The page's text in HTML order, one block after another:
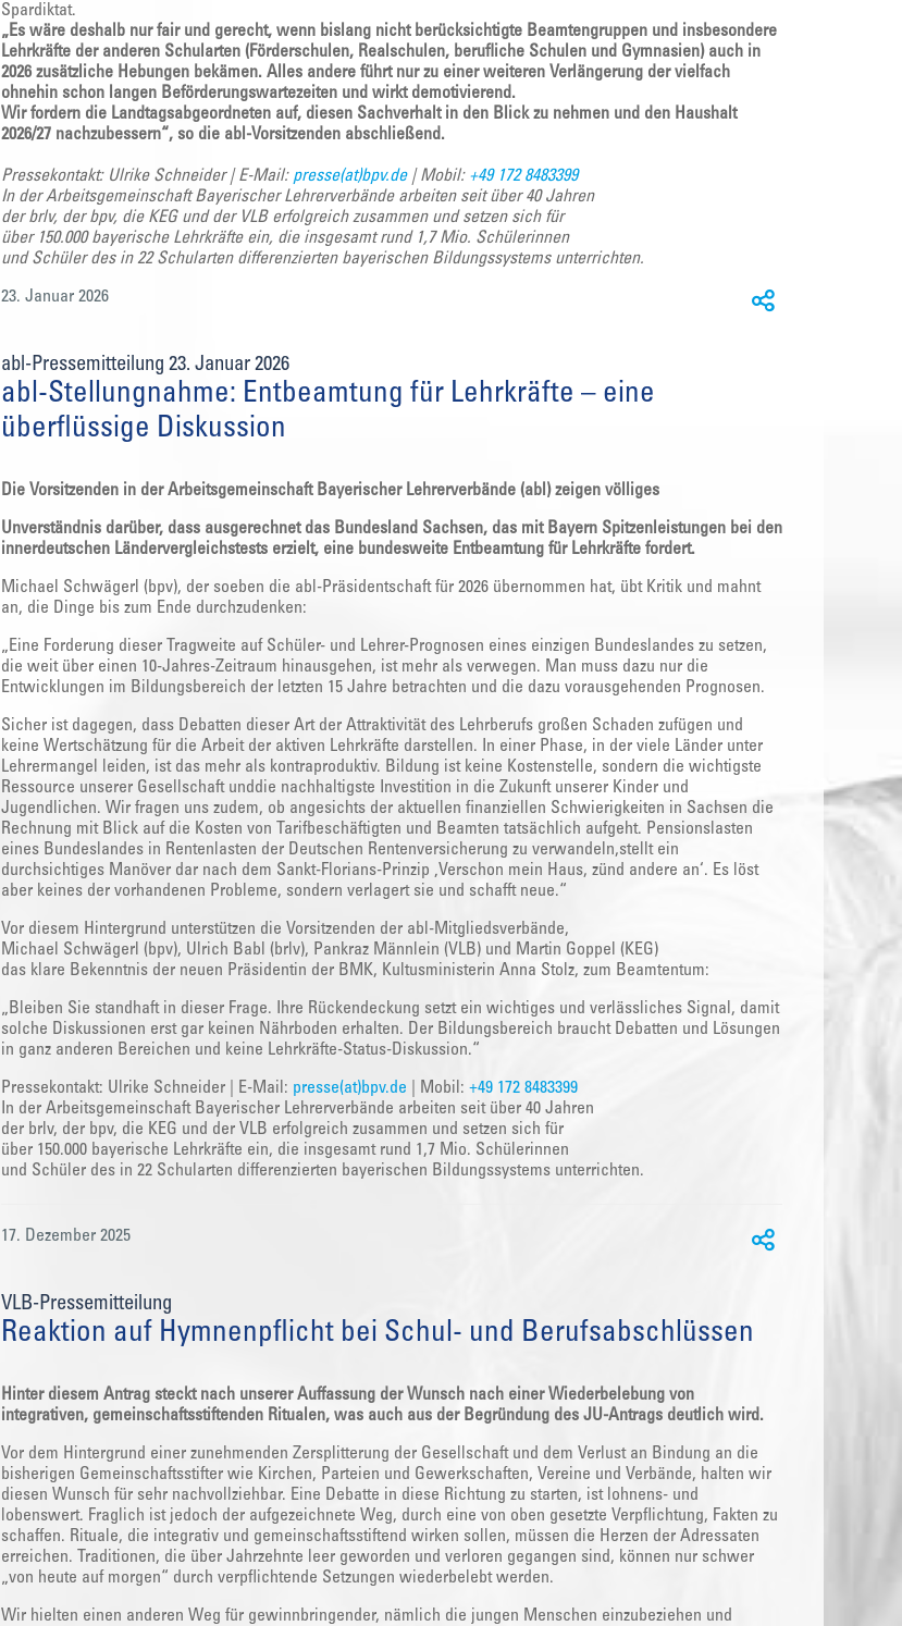
Spardiktat.
„Es wäre deshalb nur fair und gerecht, wenn bislang nicht berücksichtigte Beamtengruppen und insbesondere
Lehrkräfte der anderen Schularten (Förderschulen, Realschulen, berufliche Schulen und Gymnasien) auch in
2026 zusätzliche Hebungen bekämen. Alles andere führt nur zu einer weiteren Verlängerung der vielfach
ohnehin schon langen Beförderungswartezeiten und wirkt demotivierend.
Wir fordern die Landtagsabgeordneten auf, diesen Sachverhalt in den Blick zu nehmen und den Haushalt
2026/27 nachzubessern“, so die abl-Vorsitzenden abschließend.
Pressekontakt: Ulrike Schneider | E-Mail: presse(at)bpv.de| Mobil: +49 172 8483399
In der Arbeitsgemeinschaft Bayerischer Lehrerverbände arbeiten seit über 40 Jahren
der brlv, der bpv, die KEG und der VLB erfolgreich zusammen und setzen sich für
über 150.000 bayerische Lehrkräfte ein, die insgesamt rund 1,7 Mio. Schülerinnen
und Schüler des in 22 Schularten differenzierten bayerischen Bildungssystems unterrichten.
23. Januar 2026
abl-Pressemitteilung 23. Januar 2026
abl-Stellungnahme: Entbeamtung für Lehrkräfte – eine
überflüssige Diskussion
Die Vorsitzenden in der Arbeitsgemeinschaft Bayerischer Lehrerverbände (abl) zeigen völliges
Unverständnis darüber, dass ausgerechnet das Bundesland Sachsen, das mit Bayern Spitzenleistungen bei den
innerdeutschen Ländervergleichstests erzielt, eine bundesweite Entbeamtung für Lehrkräfte fordert.
Michael Schwägerl (bpv), der soeben die abl-Präsidentschaft für 2026 übernommen hat, übt Kritik und mahnt
an, die Dinge bis zum Ende durchzudenken:
„Eine Forderung dieser Tragweite auf Schüler- und Lehrer-Prognosen eines einzigen Bundeslandes zu setzen,
die weit über einen 10-Jahres-Zeitraum hinausgehen, ist mehr als verwegen. Man muss dazu nur die
Entwicklungen im Bildungsbereich der letzten 15 Jahre betrachten und die dazu vorausgehenden Prognosen.
Sicher ist dagegen, dass Debatten dieser Art der Attraktivität des Lehrberufs großen Schaden zufügen und
keine Wertschätzung für die Arbeit der aktiven Lehrkräfte darstellen. In einer Phase, in der viele Länder unter
Lehrermangel leiden, ist das mehr als kontraproduktiv. Bildung ist keine Kostenstelle, sondern die wichtigste
Ressource unserer Gesellschaft unddie nachhaltigste Investition in die Zukunft unserer Kinder und
Jugendlichen. Wir fragen uns zudem, ob angesichts der aktuellen finanziellen Schwierigkeiten in Sachsen die
Rechnung mit Blick auf die Kosten von Tarifbeschäftigten und Beamten tatsächlich aufgeht. Pensionslasten
eines Bundeslandes in Rentenlasten der Deutschen Rentenversicherung zu verwandeln,stellt ein
durchsichtiges Manöver dar nach dem Sankt-Florians-Prinzip ‚Verschon mein Haus, zünd andere an‘. Es löst
aber keines der vorhandenen Probleme, sondern verlagert sie und schafft neue.“
Vor diesem Hintergrund unterstützen die Vorsitzenden der abl-Mitgliedsverbände,
Michael Schwägerl (bpv), Ulrich Babl (brlv), Pankraz Männlein (VLB) und Martin Goppel (KEG)
das klare Bekenntnis der neuen Präsidentin der BMK, Kultusministerin Anna Stolz, zum Beamtentum:
„Bleiben Sie standhaft in dieser Frage. Ihre Rückendeckung setzt ein wichtiges und verlässliches Signal, damit
solche Diskussionen erst gar keinen Nährboden erhalten. Der Bildungsbereich braucht Debatten und Lösungen
in ganz anderen Bereichen und keine Lehrkräfte-Status-Diskussion.“
Pressekontakt: Ulrike Schneider | E-Mail: presse(at)bpv.de | Mobil: +49 172 8483399
In der Arbeitsgemeinschaft Bayerischer Lehrerverbände arbeiten seit über 40 Jahren
der brlv, der bpv, die KEG und der VLB erfolgreich zusammen und setzen sich für
über 150.000 bayerische Lehrkräfte ein, die insgesamt rund 1,7 Mio. Schülerinnen
und Schüler des in 22 Schularten differenzierten bayerischen Bildungssystems unterrichten.
17. Dezember 2025
VLB-Pressemitteilung
Reaktion auf Hymnenpflicht bei Schul- und Berufsabschlüssen
Hinter diesem Antrag steckt nach unserer Auffassung der Wunsch nach einer Wiederbelebung von
integrativen, gemeinschaftsstiftenden Ritualen, was auch aus der Begründung des JU-Antrags deutlich wird.
Vor dem Hintergrund einer zunehmenden Zersplitterung der Gesellschaft und dem Verlust an Bindung an die
bisherigen Gemeinschaftsstifter wie Kirchen, Parteien und Gewerkschaften, Vereine und Verbände, halten wir
diesen Wunsch für sehr nachvollziehbar. Eine Debatte in diese Richtung zu starten, ist lohnens- und
lobenswert. Fraglich ist jedoch der aufgezeichnete Weg, durch eine von oben gesetzte Verpflichtung, Fakten zu
schaffen. Rituale, die integrativ und gemeinschaftsstiftend wirken sollen, müssen die Herzen der Adressaten
erreichen. Traditionen, die über Jahrzehnte leer geworden und verloren gegangen sind, können nur schwer
„von heute auf morgen“ durch verpflichtende Setzungen wiederbelebt werden.
Wir hielten einen anderen Weg für gewinnbringender, nämlich die jungen Menschen einzubeziehen und